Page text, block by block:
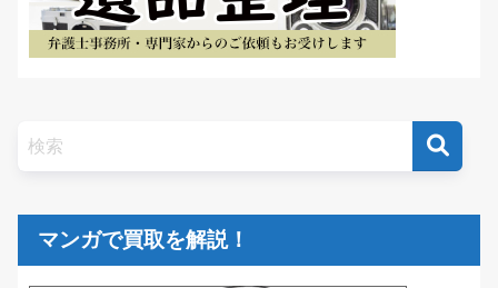
マンガで買取を解説！